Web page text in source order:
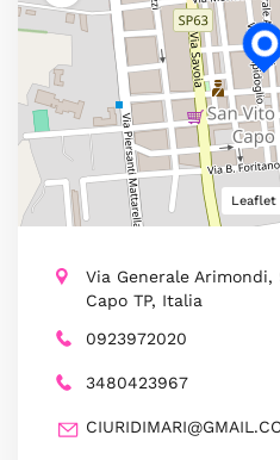
Leaflet
Via Generale Arimondi,
Capo TP, Italia
0923972020
3480423967